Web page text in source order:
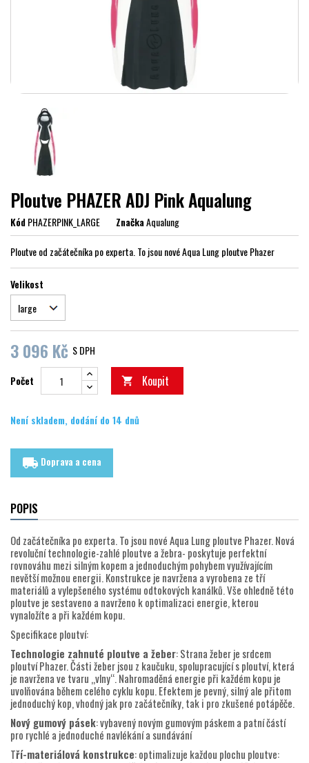
Ploutve PHAZER ADJ Pink Aqualung
KódPHAZERPINK_LARGE ZnačkaAqualung
Ploutve od začátečníka po experta. To jsou nové Aqua Lung ploutve Phazer
Velikost
3 096 Kč S DPH
Počet  Koupit
Není skladem, dodání do 14 dnů
local_shipping Doprava a cena
POPIS
Od začátečníka po experta. To jsou nové Aqua Lung ploutve Phazer. Nová
revoluční technologie-zahlé ploutve a žebra- poskytuje perfektní
rovnováhu mezi silným kopem a jednoduchým pohybem využívajícím
nevětší možnou energii. Konstrukce je navržena a vyrobena ze tří
materiálů a vylepšeného systému odtokových kanálků. Vše ohledně této
ploutve je sestaveno a navrženo k optimalizaci energie, kterou
vynaložíte a při každém kopu.
Specifikace ploutví:
Technologie zahnuté ploutve a žeber: Strana žeber je srdcem
ploutví Phazer. Části žeber jsou z kaučuku, spolupracující s ploutví, která
je navržena ve tvaru „vlny“. Nahromaděná energie při každém kopu je
uvolňována během celého cyklu kopu. Efektem je pevný, silný ale přitom
jednoduchý kop, vhodný jak pro začátečníky, tak i pro zkušené potápěče.
Nový gumový pásek: vybavený novým gumovým páskem a patní částí
pro rychlé a jednoduché navlékání a sundávání
Tří-materiálová konstrukce: optimalizuje každou plochu ploutve: